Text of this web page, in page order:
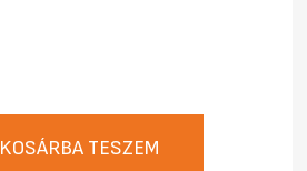
KOSÁRBA TESZEM